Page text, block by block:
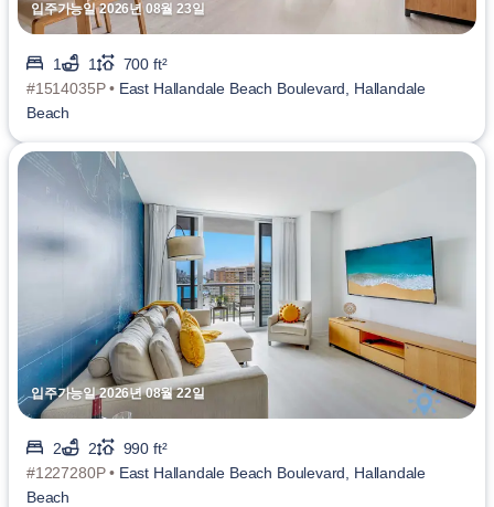
입주가능일 2026년 08월 23일
1 1
700 ft²
#1514035P • East Hallandale Beach Boulevard, Hallandale
Beach
입주가능일 2026년 08월 22일
2 2
990 ft²
#1227280P • East Hallandale Beach Boulevard, Hallandale
Beach